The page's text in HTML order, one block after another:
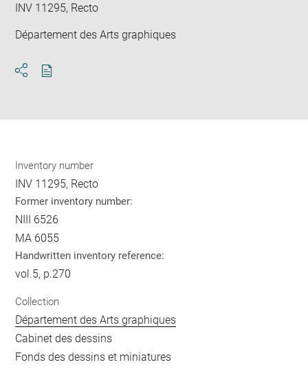
INV 11295, Recto
Département des Arts graphiques
Inventory number
INV 11295, Recto
Former inventory number:
NIII 6526
MA 6055
Handwritten inventory reference:
vol.5, p.270
Collection
Département des Arts graphiques
Cabinet des dessins
Fonds des dessins et miniatures